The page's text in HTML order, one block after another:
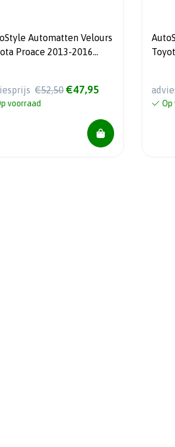
Automatten Velours
Proace 2013-2016
€52,50 €47,95
voorraad Op